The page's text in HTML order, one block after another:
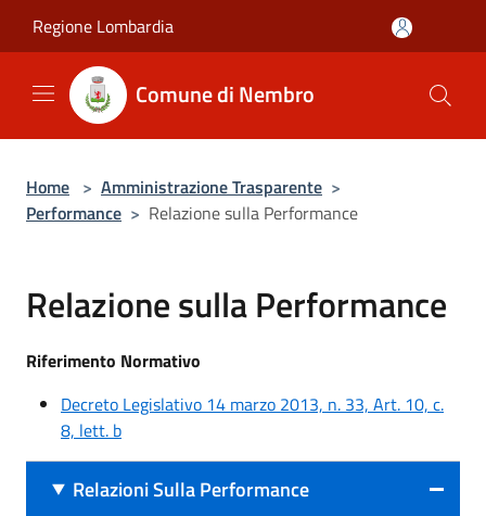
Regione Lombardia
Comune di Nembro
Home > Amministrazione Trasparente >
Performance > Relazione sulla Performance
Relazione sulla Performance
Riferimento Normativo
Decreto Legislativo 14 marzo 2013, n. 33, Art. 10, c.
8, lett. b
Relazioni Sulla Performance